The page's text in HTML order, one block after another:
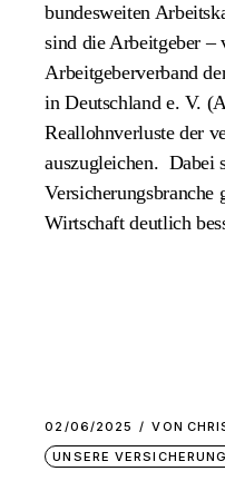
bundesweiten
sind die Arbeitgeber –
Arbeitgeberverband
in Deutschland e. V.
Reallohnverluste der
auszugleichen. Dabei
Versicherungsbranche
Wirtschaft deutlich
02/06/2025 VON
UNSERE